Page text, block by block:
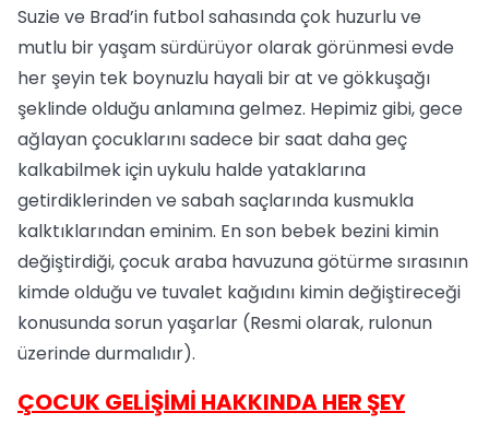
Suzie ve Brad’in futbol sahasında çok huzurlu ve
mutlu bir yaşam sürdürüyor olarak görünmesi evde
her şeyin tek boynuzlu hayali bir at ve gökkuşağı
şeklinde olduğu anlamına gelmez. Hepimiz gibi, gece
ağlayan çocuklarını sadece bir saat daha geç
kalkabilmek için uykulu halde yataklarına
getirdiklerinden ve sabah saçlarında kusmukla
kalktıklarından eminim. En son bebek bezini kimin
değiştirdiği, çocuk araba havuzuna götürme sırasının
kimde olduğu ve tuvalet kağıdını kimin değiştireceği
konusunda sorun yaşarlar (Resmi olarak, rulonun
üzerinde durmalıdır).
ÇOCUK GELİŞİMİ HAKKINDA HER ŞEY